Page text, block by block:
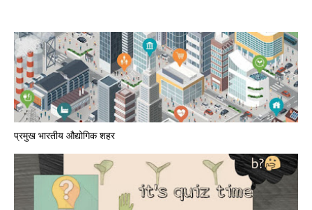
प्रमुख भारतीय औद्योगिक शहर